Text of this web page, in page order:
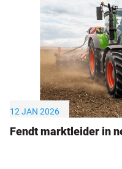
12 JAN 2026
Fendt marktleider in